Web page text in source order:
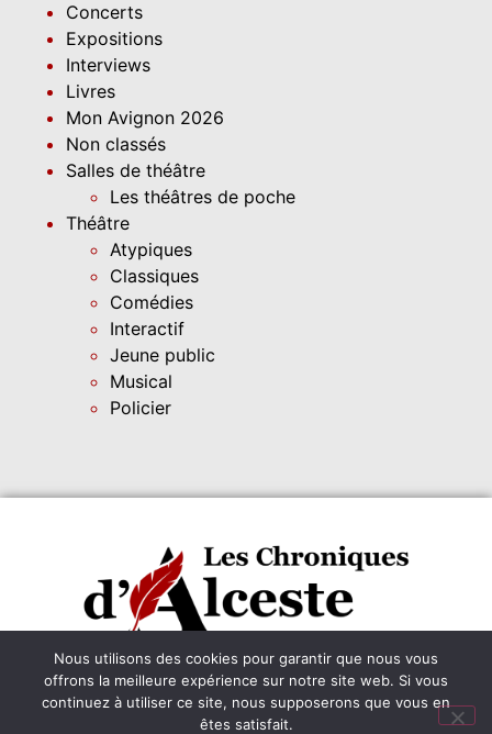
Concerts
Expositions
Interviews
Livres
Mon Avignon 2026
Non classés
Salles de théâtre
Les théâtres de poche
Théâtre
Atypiques
Classiques
Comédies
Interactif
Jeune public
Musical
Policier
Instagram
leschroniquesdalceste@outlook.fr
Abonnez-vous
Nous utilisons des cookies pour garantir que nous vous
offrons la meilleure expérience sur notre site web. Si vous
continuez à utiliser ce site, nous supposerons que vous en
êtes satisfait.